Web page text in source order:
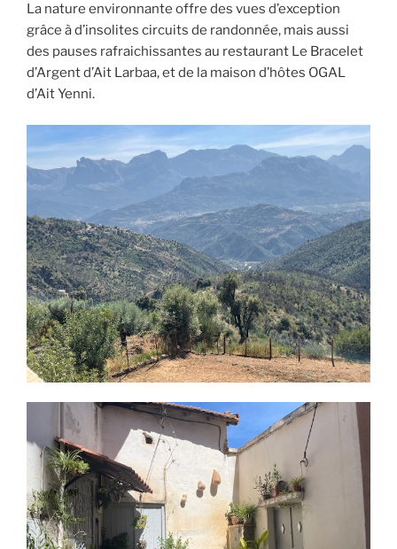
La nature environnante offre des vues d’exception
grâce à d’insolites circuits de randonnée, mais aussi
des pauses rafraichissantes au restaurant Le Bracelet
d’Argent d’Ait Larbaa, et de la maison d’hôtes OGAL
d’Ait Yenni.